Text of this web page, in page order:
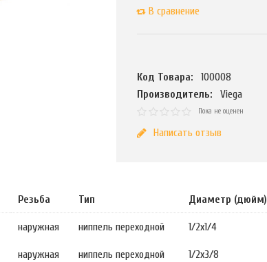
В сравнение
Код Товара:
100008
Производитель:
Viega
Пока не оценен
Написать отзыв
Резьба Тип Диаметр (дюйм)
наружная ниппель переходной 1/2х1/4
наружная ниппель переходной 1/2х3/8